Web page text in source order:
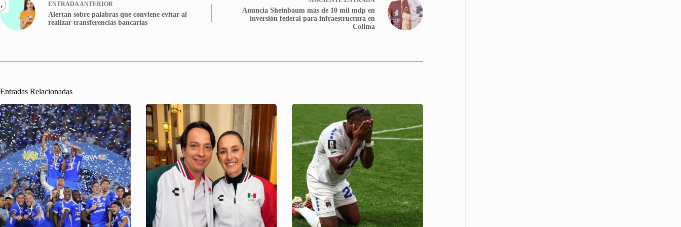
ENTRADA ANTERIOR
Alertan sobre palabras que conviene evitar al
realizar transferencias bancarias
Anuncia Sheinbaum más de 10 mil mdp en
inversión federal para infraestructura en
Colima
Entradas Relacionadas